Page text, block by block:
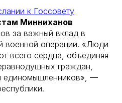
к Госсовету
Минниханов
за важный вклад в
военной операции. «Люди
всего сердца, объединяя
граждан,
единомышленников», —